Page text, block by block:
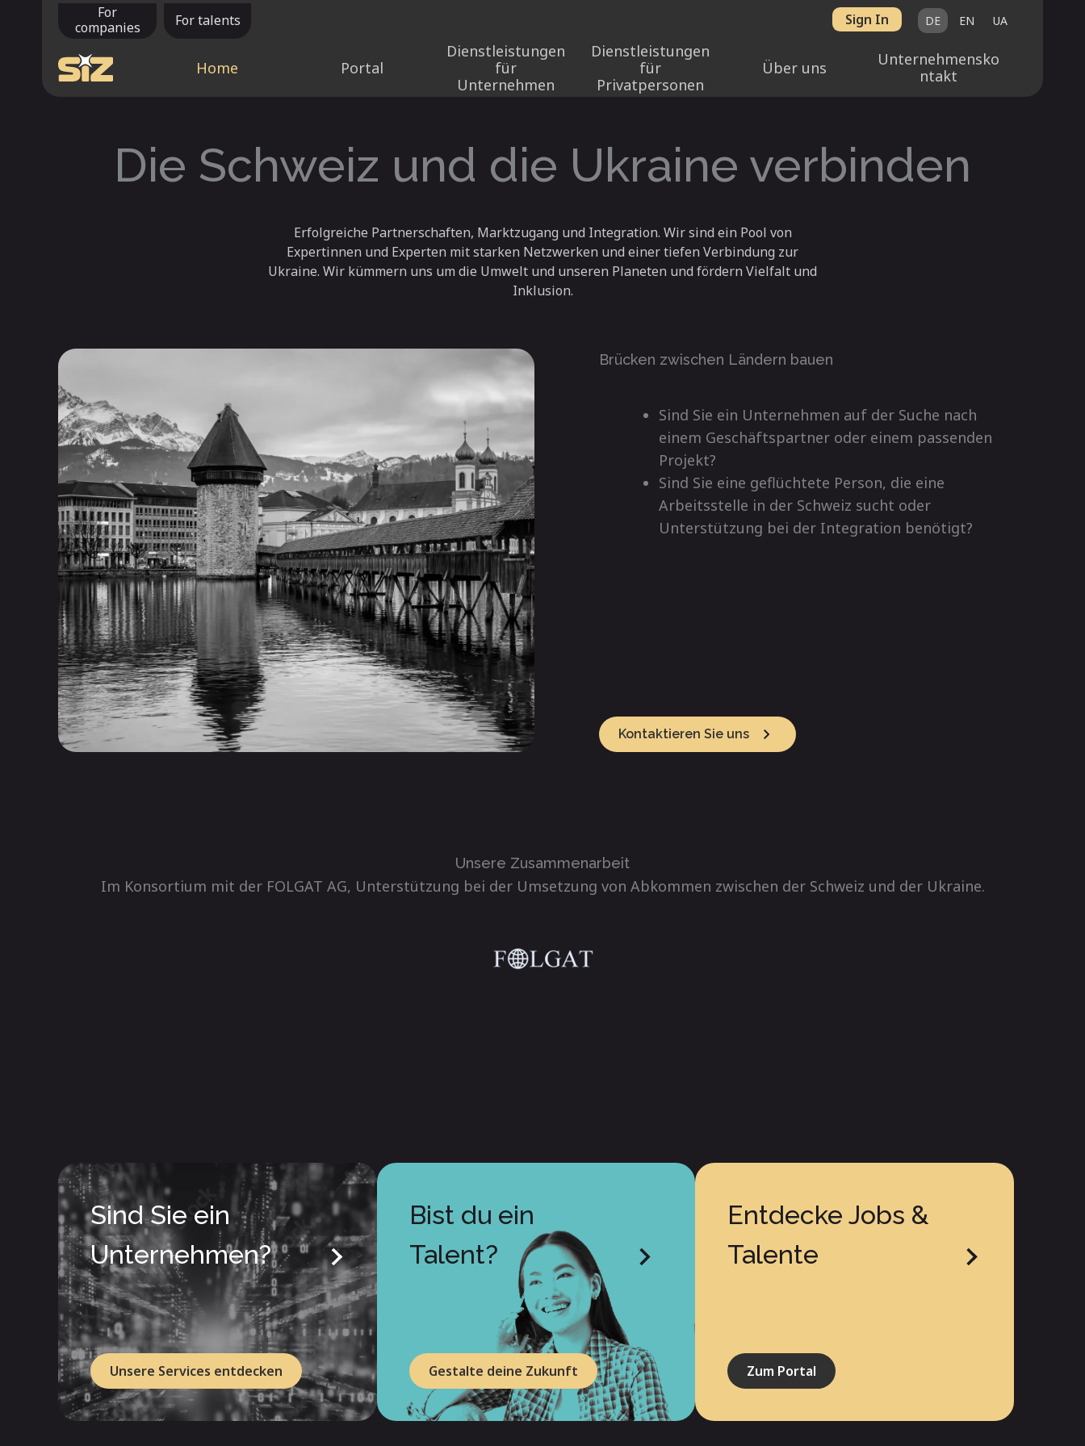
springen
For
companies
For talents Sign In DE EN UA
Home Portal
Dienstleistungen
für
Unternehmen
Dienstleistungen
für
Privatpersonen
Über uns
Unternehmensko
ntakt
Die Schweiz und die Ukraine verbinden
Erfolgreiche Partnerschaften, Marktzugang und Integration. Wir sind ein Pool von
Expertinnen und Experten mit starken Netzwerken und einer tiefen Verbindung zur
Ukraine. Wir kümmern uns um die Umwelt und unseren Planeten und fördern Vielfalt und
Inklusion.
Brücken zwischen Ländern bauen
Sind Sie ein Unternehmen auf der Suche nach
einem Geschäftspartner oder einem passenden
Projekt?
Sind Sie eine geflüchtete Person, die eine
Arbeitsstelle in der Schweiz sucht oder
Unterstützung bei der Integration benötigt?
Kontaktieren Sie uns
Unsere Zusammenarbeit
Im Konsortium mit der FOLGAT AG, Unterstützung bei der Umsetzung von Abkommen zwischen der Schweiz und der Ukraine.
Sind Sie ein
Unternehmen?
Unsere Services entdecken
Bist du ein
Talent?
Gestalte deine Zukunft
Entdecke Jobs &
Talente
Zum Portal